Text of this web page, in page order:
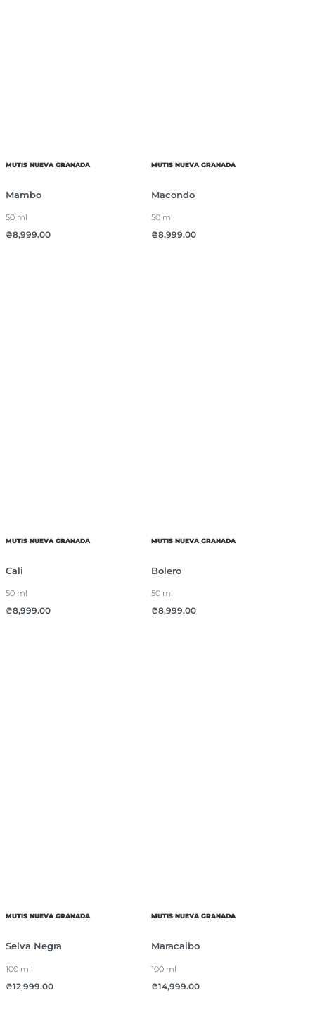
MUTIS NUEVA GRANADA
Mambo
50 ml
₴8,999.00
MUTIS NUEVA GRANADA
Macondo
50 ml
₴8,999.00
MUTIS NUEVA GRANADA
Cali
50 ml
₴8,999.00
MUTIS NUEVA GRANADA
Bolero
50 ml
₴8,999.00
MUTIS NUEVA GRANADA
Selva Negra
100 ml
₴12,999.00
MUTIS NUEVA GRANADA
Maracaibo
100 ml
₴14,999.00